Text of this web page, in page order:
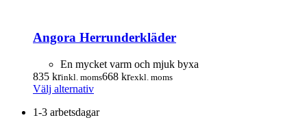
De
alternativen
kan
väljas
produktsidan
Angora Herrunderkläder
En mycket varm och mjuk byxa
835 krinkl. moms668 krexkl. moms
Välj alternativDen
produkten
1-3 arbetsdagar